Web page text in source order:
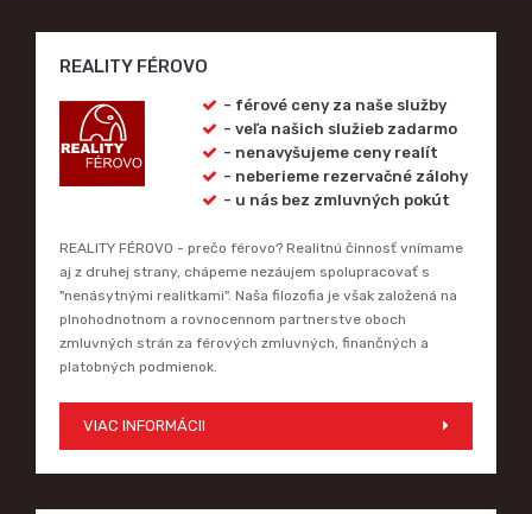
REALITY FÉROVO
- férové ceny za naše služby
- veľa našich služieb zadarmo
- nenavyšujeme ceny realít
- neberieme rezervačné zálohy
- u nás bez zmluvných pokút
REALITY FÉROVO - prečo férovo? Realitnú činnosť vnímame
aj z druhej strany, chápeme nezáujem spolupracovať s
"nenásytnými realitkami". Naša filozofia je však založená na
plnohodnotnom a rovnocennom partnerstve oboch
zmluvných strán za férových zmluvných, finančných a
platobných podmienok.
VIAC INFORMÁCII